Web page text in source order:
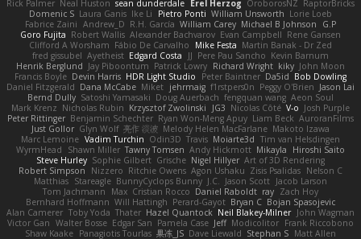
Rick Palmer Neal Huston sean dunderdale Erel Herzog OroborosNZ RaptorBricks
Domenic S Laura Ganis Ike Li Pietro Ponti William Unsworth Lorie Loeb
Fabrice Zaini Andrew_D R.H. García William Carey Michael B Johnson
G.P
Goro Fujita Robert Wallis Alexander Bachvarov Evan Campbell Rene Gansen
Clifford A Worsham Fábio De Carvalho Mike Festa Martin Banak - Dr Zed
fred gissubel Ayetheist Edgard Costa JJ Pere Pau Sancho Kevin Barnum
Henrik Berglund Jay Piboontum Patrick Lowry Richard Wright kiky John Moon
Francis Boyle Devin Harris HDR Light Studio Peter Baintner Da5id Bob Dowling
Daniel Fitzgerald Dana McCabe Miket jehrmaig f1rstpers0n Peggy O'Brien Jason Lai
Bernd Dully Satoshi Yamasaki Doug Auerbach fengquan wang Aeon Soul
Mark Krenz Nicholas Rubin Krzysztof Zwolinski JG3 Nicolas Côté V-o Josh Purple
Peter Rittinger Benjamin Schechter Ryan Won-Meng Apuy Liam Beck AuroranFilms
Just Gollor Glyn Wolf 亮作 淡波 Melody Helen MacFarlane Makoto Izawa
Marc Lemoine Vadim Turchin Odin3D Travis Moiarte3d Tim van Helsdingen
WyrmHead
Shawn Miller Tawny Tomsen Andy Hickmott Mikayla
Hiroshi Saito
Steve Hurley Sophie Gilbert Grische Nigel Hillyer Art of 3D Rendering
Robert Simpson
Nizzero Ritchie Owens Agon Ushaku Zisis Psalidas Nelson C
Matthias Stareagle BunnyCyclops Bunny J.C. Jason Scott Jacob Larson
Tom Jachmann
Max Cristian Rocco Daniel Raboldt ray Zach Hoy
Bernhard Hoffmann Will Hattingh Perard-Gayot Bryan C Bojan Spasojevic
Alan Camerer Toby Yoda Thater Hazel Quantock Neil Blakey-Milner John Wagman
Victor Gan Walter Bosse Edgar San Pamela Case Jeff Modicolitor Frank Riccobono
Shaw Kaake Panagiotis Tourlas 果冻_JS Dave Liewald Stephan S Matt Allen